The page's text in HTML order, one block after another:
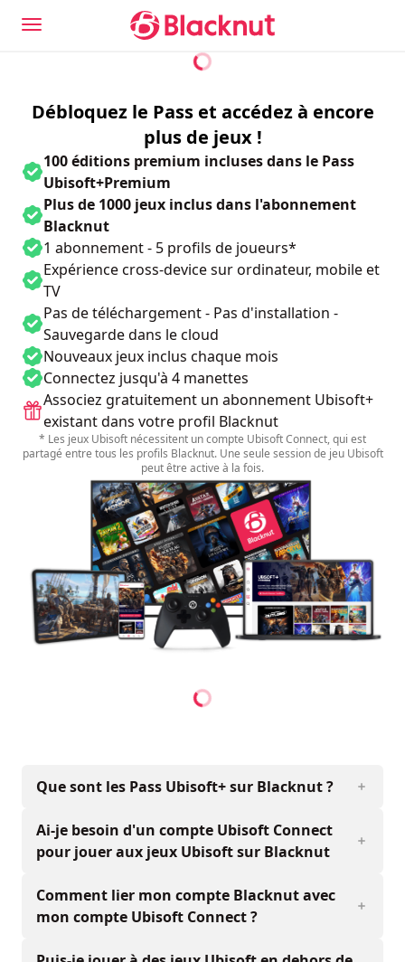
Débloquez le Pass et accédez à encore
plus de jeux !
100 éditions premium incluses dans le Pass
Ubisoft+Premium
Plus de 1000 jeux inclus dans l'abonnement
Blacknut
1 abonnement - 5 profils de joueurs*
Expérience cross-device sur ordinateur, mobile et
TV
Pas de téléchargement - Pas d'installation -
Sauvegarde dans le cloud
Nouveaux jeux inclus chaque mois
Connectez jusqu'à 4 manettes
Associez gratuitement un abonnement Ubisoft+
existant dans votre profil Blacknut
* Les jeux Ubisoft nécessitent un compte Ubisoft Connect, qui est
partagé entre tous les profils Blacknut. Une seule session de jeu Ubisoft
peut être active à la fois.
Que sont les Pass Ubisoft+ sur Blacknut ?
Ai-je besoin d'un compte Ubisoft Connect
pour jouer aux jeux Ubisoft sur Blacknut
Comment lier mon compte Blacknut avec
mon compte Ubisoft Connect ?